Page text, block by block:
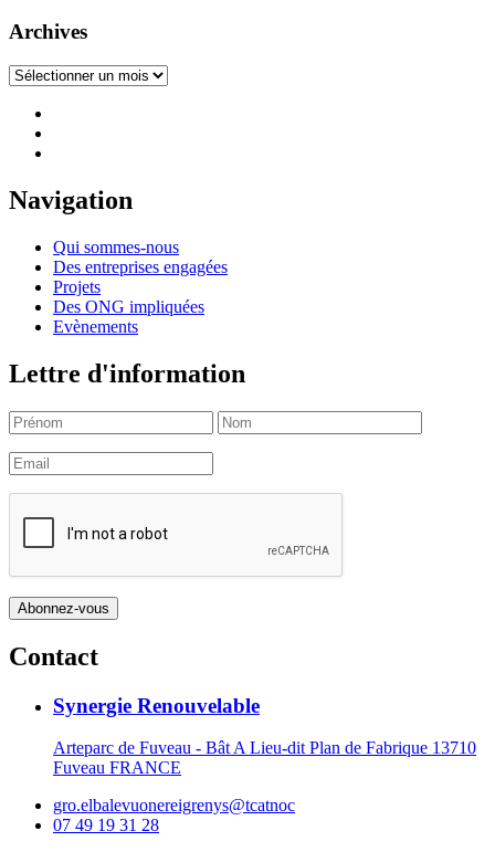
Archives
Archives
Navigation
Qui sommes-nous
Des entreprises engagées
Projets
Des ONG impliquées
Evènements
Lettre d'information
Contact
Synergie Renouvelable
Arteparc de Fuveau - Bât A Lieu-dit Plan de Fabrique 13710
Fuveau FRANCE
gro.elbalevuonereigrenys@tcatnoc
07 49 19 31 28